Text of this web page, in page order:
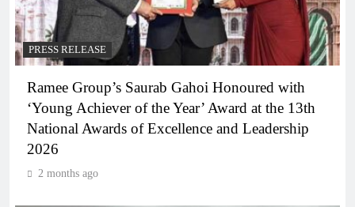
PRESS RELEASE
Ramee Group’s Saurab Gahoi Honoured with
‘Young Achiever of the Year’ Award at the 13th
National Awards of Excellence and Leadership
2026
2 months ago